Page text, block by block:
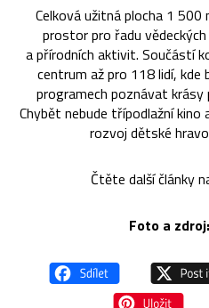
Celková užitná plocha 1
prostor pro řadu
a přírodních aktivit. Součástí
centrum až pro 118 lidí, kde
programech poznávat krásy
Chybět nebude třípodlažní
rozvoj dětské
Čtěte další články
Foto a zdroj: